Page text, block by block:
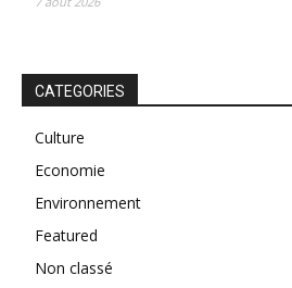
CATEGORIES
Culture
Economie
Environnement
Featured
Non classé